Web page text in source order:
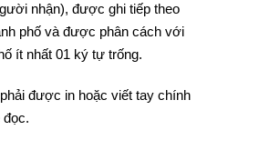
nhận), được ghi tiếp theo
phố và được phân cách với
ít nhất 01 ký tự trống.
được in hoặc viết tay chính
đọc.